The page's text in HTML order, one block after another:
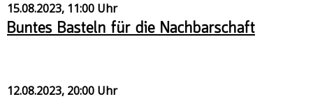
15.08.2023, 11:00 Uhr
Buntes Basteln für die Nachbarschaft
12.08.2023, 20:00 Uhr